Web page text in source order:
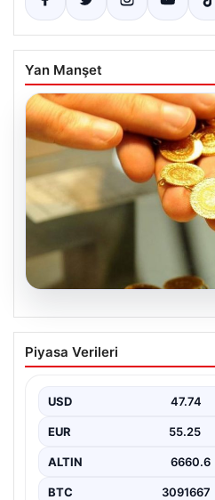
Yan Manşet
Altın fiyatları canlı 2
fiyatları ne kadar
fiyatları
Piyasa Verileri
USD 47.74
EUR 55.25
ALTIN 6660.6
BTC 3091667